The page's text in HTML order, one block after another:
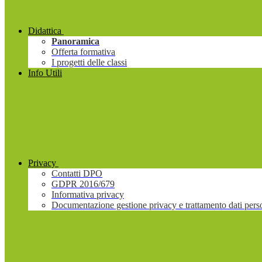
Didattica
Panoramica
Offerta formativa
I progetti delle classi
Info Utili
Privacy
Contatti DPO
GDPR 2016/679
Informativa privacy
Documentazione gestione privacy e trattamento dati